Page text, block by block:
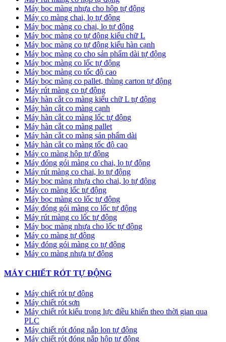
Máy bọc màng nhựa cho hộp tự động
Máy co màng chai, lọ tự động
Máy bọc màng co chại, lọ tự động
Máy bọc màng co tự động kiểu chữ L
Máy bọc màng co tự động kiểu hàn cạnh
Máy bọc màng co cho sản phẩm dài tự động
Máy bọc màng co lốc tự động
​Máy bọc màng co tốc độ cao
Máy bọc màng co pallet, thùng carton tự động
​Máy rút màng co tự động
​Máy hàn cắt co màng kiểu chữ L tự động
​Máy hàn cắt co màng cạnh
​Máy hàn cắt co màng lốc tự động
​Máy hàn cắt co màng pallet
​Máy hàn cắt co màng sản phẩm dài
​Máy hàn cắt co màng tốc độ cao
Máy co màng hộp tự động
Máy đóng gói màng co chai, lọ tự động
Máy rút màng co chai, lọ tự động
Máy bọc màng nhựa cho chai, lọ tự động
Máy co màng lốc tự động
Máy bọc màng co lốc tự động
Máy đóng gói màng co lốc tự động
Máy rút màng co lốc tự động
Máy bọc màng nhựa cho lốc tự động
Máy co màng tự động
Máy đóng gói màng co tự động
Máy co màng nhựa tự động
MÁY CHIẾT RÓT TỰ ĐỘNG
Máy chiết rót tự động
Máy chiết rót sơn
Máy chiết rót kiểu trọng lực điều khiển theo thời gian qua
PLC
Máy chiết rót đóng nắp lon tự động
Máy chiết rót đóng nắp hộp tự động